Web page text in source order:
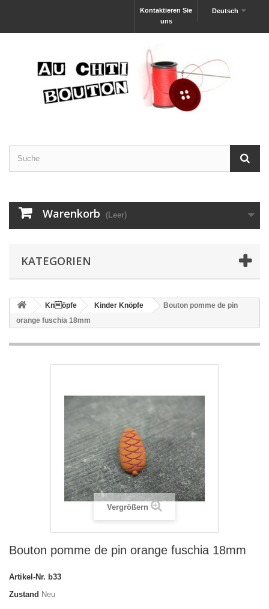
Deutsch
Kontaktieren Sie
uns
Warenkorb (Leer)
KATEGORIEN
Knöpfe Kinder Knöpfe
Bouton pomme de pin
orange fuschia 18mm
Vergrößern
Bouton pomme de pin orange fuschia 18mm
Artikel-Nr. b33
Zustand Neu